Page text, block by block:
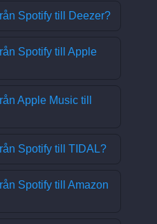
Spotify till Deezer?
Spotify till Apple
Apple Music till
Spotify till TIDAL?
Spotify till Amazon